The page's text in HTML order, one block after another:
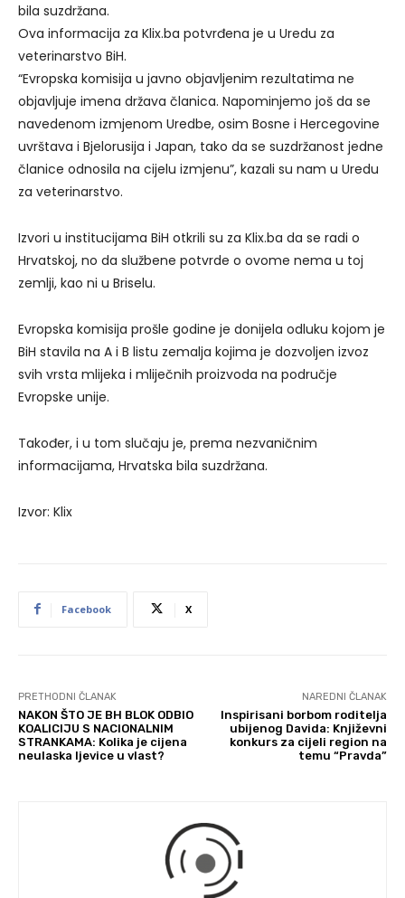
bila suzdržana.
Ova informacija za Klix.ba potvrđena je u Uredu za
veterinarstvo BiH.
“Evropska komisija u javno objavljenim rezultatima ne
objavljuje imena država članica. Napominjemo još da se
navedenom izmjenom Uredbe, osim Bosne i Hercegovine
uvrštava i Bjelorusija i Japan, tako da se suzdržanost jedne
članice odnosila na cijelu izmjenu”, kazali su nam u Uredu
za veterinarstvo.
Izvori u institucijama BiH otkrili su za Klix.ba da se radi o
Hrvatskoj, no da službene potvrde o ovome nema u toj
zemlji, kao ni u Briselu.
Evropska komisija prošle godine je donijela odluku kojom je
BiH stavila na A i B listu zemalja kojima je dozvoljen izvoz
svih vrsta mlijeka i mliječnih proizvoda na područje
Evropske unije.
Također, i u tom slučaju je, prema nezvaničnim
informacijama, Hrvatska bila suzdržana.
Izvor: Klix
Facebook X
PRETHODNI ČLANAK
NAKON ŠTO JE BH BLOK ODBIO
KOALICIJU S NACIONALNIM
STRANKAMA: Kolika je cijena
neulaska ljevice u vlast?
NAREDNI ČLANAK
Inspirisani borbom roditelja
ubijenog Davida: Književni
konkurs za cijeli region na
temu “Pravda”